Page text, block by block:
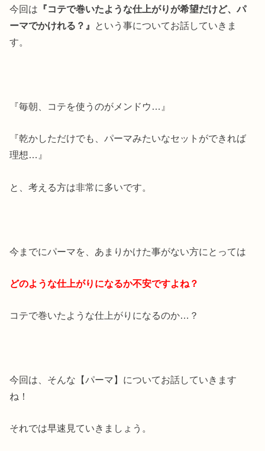
今回は 『コテで巻いたような仕上がりが希望だけど、パ
ーマでかけれる？』 という事についてお話していきま
す。
『毎朝、コテを使うのがメンドウ…』
『乾かしただけでも、パーマみたいなセットができれば
理想…』
と、考える方は非常に多いです。
今までにパーマを、あまりかけた事がない方にとっては
どのような仕上がりになるか不安ですよね？
コテで巻いたような仕上がりになるのか…？
今回は、そんな【パーマ】についてお話していきます
ね！
それでは早速見ていきましょう。